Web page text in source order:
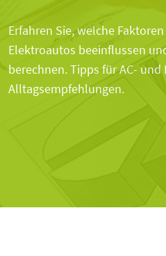
Erfahren Sie, welche
Elektroautos beeinflussen
berechnen. Tipps für AC- und
Alltagsempfehlungen.